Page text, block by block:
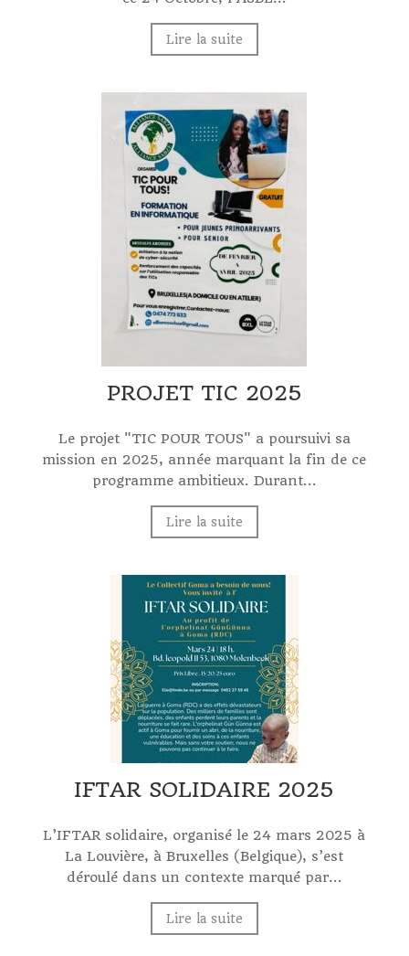
Lire la suite
PROJET TIC 2025
Le projet "TIC POUR TOUS" a poursuivi sa
mission en 2025, année marquant la fin de ce
programme ambitieux. Durant...
Lire la suite
IFTAR SOLIDAIRE 2025
L’IFTAR solidaire, organisé le 24 mars 2025 à
La Louvière, à Bruxelles (Belgique), s’est
déroulé dans un contexte marqué par...
Lire la suite